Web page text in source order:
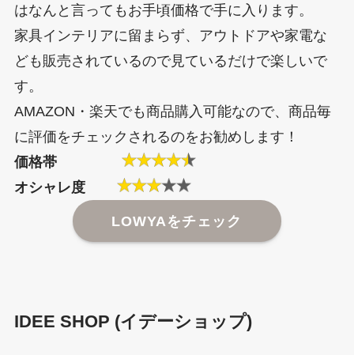
はなんと言ってもお手頃価格で手に入ります。
家具インテリアに留まらず、アウトドアや家電な
ども販売されているので見ているだけで楽しいで
す。
AMAZON・楽天でも商品購入可能なので、商品毎
に評価をチェックされるのをお勧めします！
価格帯
オシャレ度
LOWYAをチェック
IDEE SHOP (イデーショップ)